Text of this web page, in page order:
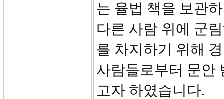
는 율법 책을 보관
다른 사람 위에 군
를 차지하기 위해
사람들로부터 문안
고자 하였습니다.